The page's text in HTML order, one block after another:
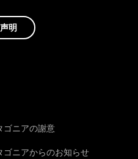
明
ゴニアの謝意
ゴニアからのお知らせ